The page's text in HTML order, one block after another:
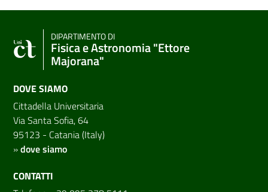
DIPARTIMENTO DI
Fisica e Astronomia "Ettore
Majorana"
DOVE SIAMO
Cittadella Universitaria
Via Santa Sofia, 64
95123 - Catania (Italy)
»dove siamo
CONTATTI